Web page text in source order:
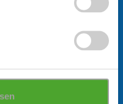
+49 7722 86 89 55